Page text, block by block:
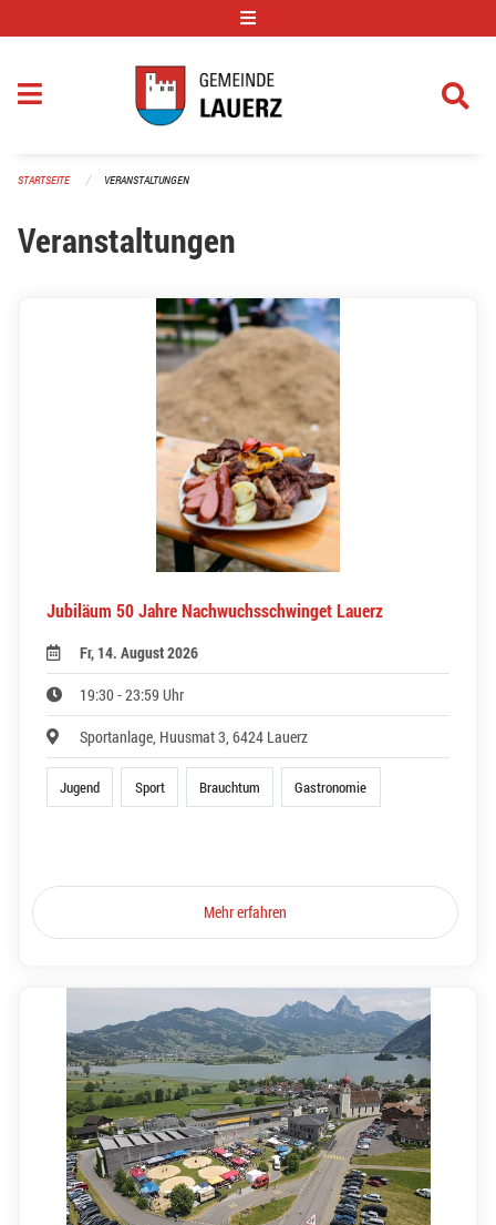
STARTSEITE VERANSTALTUNGEN
Veranstaltungen
Jubiläum 50 Jahre Nachwuchsschwinget Lauerz
Fr, 14. August 2026
19:30 - 23:59 Uhr
Sportanlage, Huusmat 3, 6424 Lauerz
Jugend Sport Brauchtum Gastronomie
Mehr erfahren